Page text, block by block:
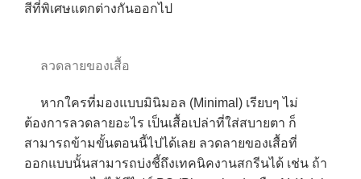
สีที่พิเศษแตกต่างกันออกไป
ลวดลายของเสื้อ
หากใครที่มองแบบมินิมอล (Minimal) เรียบๆ ไม่
ต้องการลวดลายอะไร เป็นเสื้อเปล่าที่ใส่สบายตา ก็
สามารถข้ามขั้นตอนนี้ไปได้เลย ลวดลายของเสื้อที่
ออกแบบนั้นสามารถบ่งชี้ถึงเทคนิคงานสกรีนได้ เช่น ถ้า